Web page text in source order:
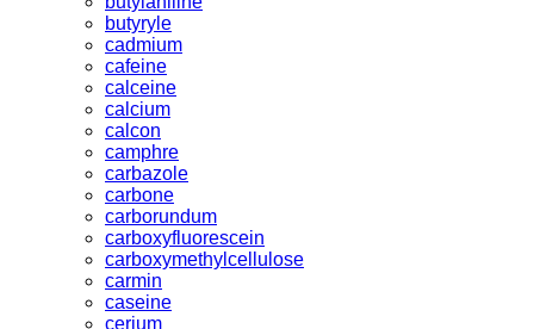
butyryle
cadmium
cafeine
calceine
calcium
calcon
camphre
carbazole
carbone
carborundum
carboxyfluorescein
carboxymethylcellulose
carmin
caseine
cerium